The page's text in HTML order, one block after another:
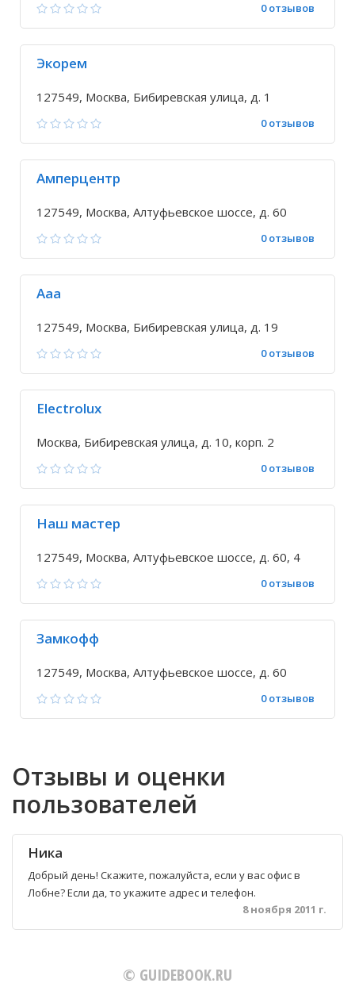
0 отзывов
Экорем
127549, Москва, Бибиревская улица, д. 1
0 отзывов
Амперцентр
127549, Москва, Алтуфьевское шоссе, д. 60
0 отзывов
Ааа
127549, Москва, Бибиревская улица, д. 19
0 отзывов
Electrolux
Москва, Бибиревская улица, д. 10, корп. 2
0 отзывов
Наш мастер
127549, Москва, Алтуфьевское шоссе, д. 60, 4
0 отзывов
Замкофф
127549, Москва, Алтуфьевское шоссе, д. 60
0 отзывов
Отзывы и оценки
пользователей
Ника
Добрый день! Скажите, пожалуйста, если у вас офис в
Лобне? Если да, то укажите адрес и телефон.
8 ноября 2011 г.
© GUIDEBOOK.RU